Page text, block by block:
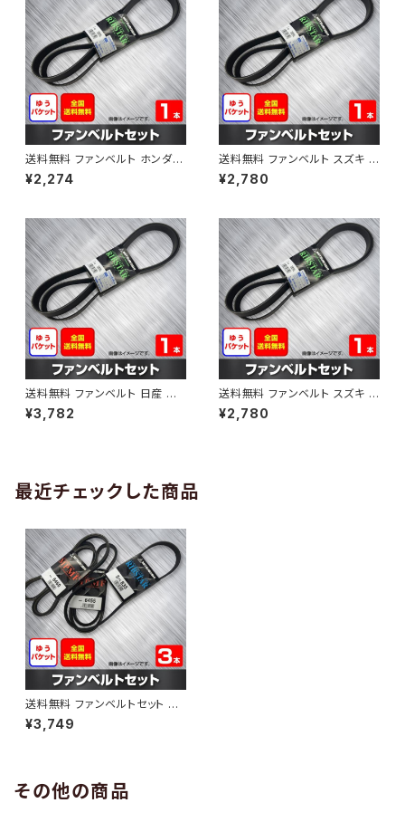
送料無料 ファンベルト ホンダ フ
ィット 型式GE6 H19.10～H25.
09 （国内トップメーカー） 1本 H
¥2,274
送料無料 ファンベルト スズキ ス
ペーシア 型式MK32S H25.03
～H30.02 （国内トップメーカ
¥2,780
送料無料 ファンベルト 日産 キ
ューブ 型式Z12 H20.11～H24.
10 （国内トップメーカー） 1本 H
¥3,782
送料無料 ファンベルト スズキ ワ
ゴンR 型式MH34S H24.09～
H29.02 （国内トップメーカー）
¥2,780
最近チェックした商品
送料無料 ファンベルトセット 三
菱 ミニキャブ 型式U41T H02.1
2～H11.08 （国内トップメーカ
¥3,749
その他の商品